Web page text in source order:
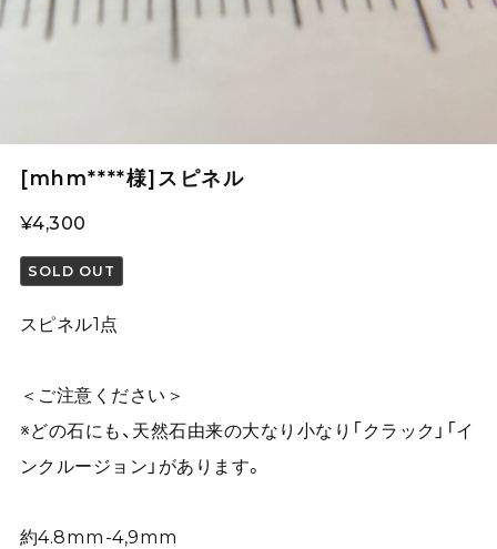
[mhm****様]スピネル
¥4,300
SOLD OUT
スピネル1点
＜ご注意ください＞
※どの石にも、天然石由来の大なり小なり「クラック」「イ
ンクルージョン」があります。
約4.8mm-4,9mm